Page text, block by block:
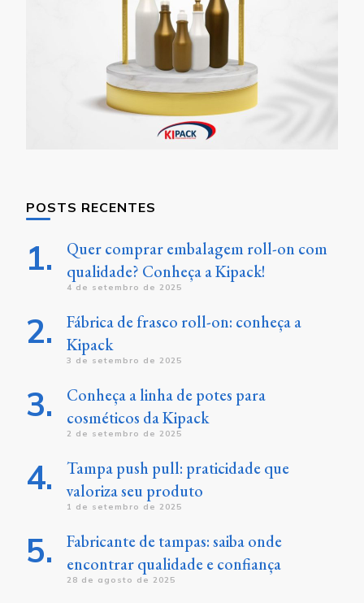
POSTS RECENTES
Quer comprar embalagem roll-on com
qualidade? Conheça a Kipack!
4 de setembro de 2025
Fábrica de frasco roll-on: conheça a
Kipack
3 de setembro de 2025
Conheça a linha de potes para
cosméticos da Kipack
2 de setembro de 2025
Tampa push pull: praticidade que
valoriza seu produto
1 de setembro de 2025
Fabricante de tampas: saiba onde
encontrar qualidade e confiança
28 de agosto de 2025